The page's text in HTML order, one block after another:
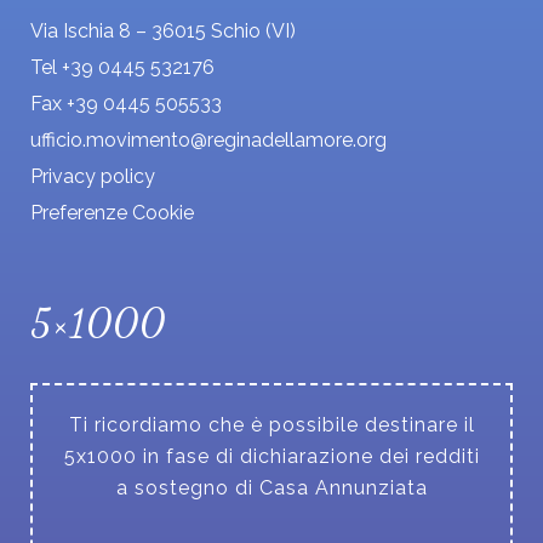
Via Ischia 8 – 36015 Schio (VI)
Tel +39 0445 532176
Fax +39 0445 505533
ufficio.movimento@reginadellamore.org
Privacy policy
Preferenze Cookie
5×1000
Ti ricordiamo che è possibile destinare il
5x1000 in fase di dichiarazione dei redditi
a sostegno di Casa Annunziata